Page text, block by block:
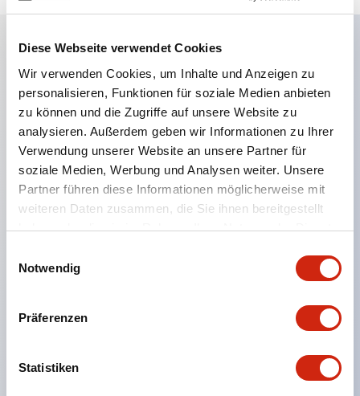
Diese Webseite verwendet Cookies
Wir verwenden Cookies, um Inhalte und Anzeigen zu
personalisieren, Funktionen für soziale Medien anbieten
zu können und die Zugriffe auf unsere Website zu
analysieren. Außerdem geben wir Informationen zu Ihrer
Verwendung unserer Website an unsere Partner für
soziale Medien, Werbung und Analysen weiter. Unsere
Partner führen diese Informationen möglicherweise mit
weiteren Daten zusammen, die Sie ihnen bereitgestellt
haben oder die sie im Rahmen Ihrer Nutzung der Dienste
Notwendig
Präferenzen
Statistiken
Hauptmerkmale
Geeignet für ein breites Anwendungsspektrum
von der Konsumelektronik bis zum FA-Bereich
LED-Beleuchtungseinheit mit integriertem
strombegrenzendem Widerstand und Diode im
LED-Lampenkörper
Schutzarten IP40 und IP65 vollständig verfügbar
UL- und CSA-zertifiziert. Entspricht EN (Europa)
Normen. CCC-zertifiziert (außer Anzeigeleuchten).
Mit speziellem Zubehör leicht auf Φ22 Flash-